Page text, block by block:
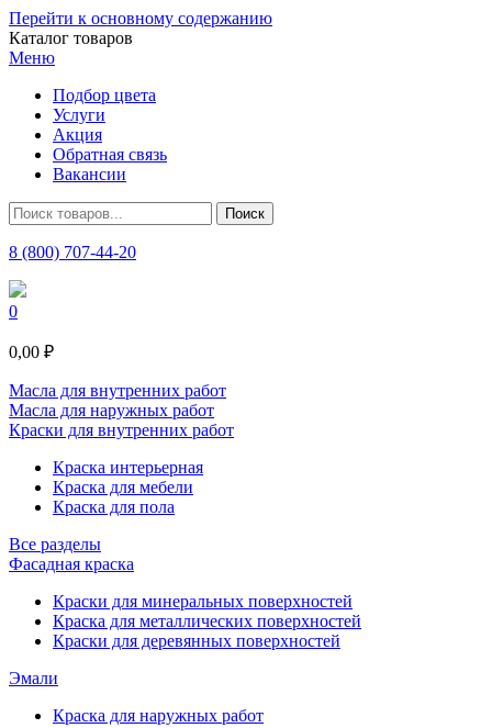
Перейти к основному содержанию
Каталог товаров
Меню
Подбор цвета
Услуги
Акция
Обратная связь
Вакансии
8 (800) 707-44-20
0
0,00 ₽
Масла для внутренних работ
Масла для наружных работ
Краски для внутренних работ
Краска интерьерная
Краска для мебели
Краска для пола
Все разделы
Фасадная краска
Краски для минеральных поверхностей
Краска для металлических поверхностей
Краски для деревянных поверхностей
Эмали
Краска для наружных работ